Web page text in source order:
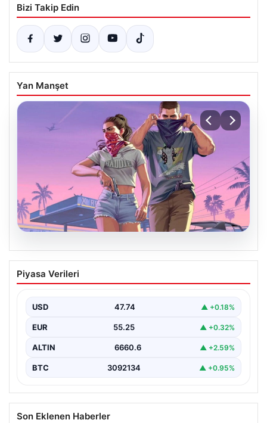
Bizi Takip Edin
Yan Manşet
06.08.2026
GTA 6’nın Oynanış Görüntüleri İlk Kez
Netflix’te İzleyiciyle Buluşacak
olan Grand Theft Auto 6'nın oynanış videosunun 27…
Piyasa Verileri
USD 47.74 ▲ +0.18%
EUR 55.25 ▲ +0.32%
ALTIN 6660.6 ▲ +2.59%
BTC 3092134 ▲ +0.95%
Son Eklenen Haberler